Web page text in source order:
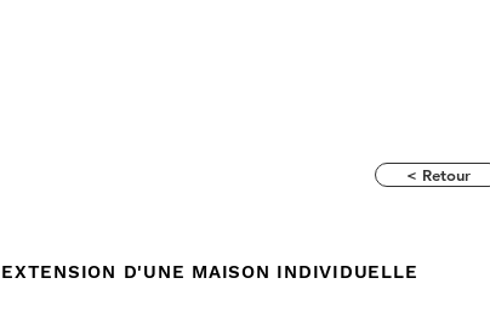
< Retour
EXTENSION D'UNE MAISON INDIVIDUELLE